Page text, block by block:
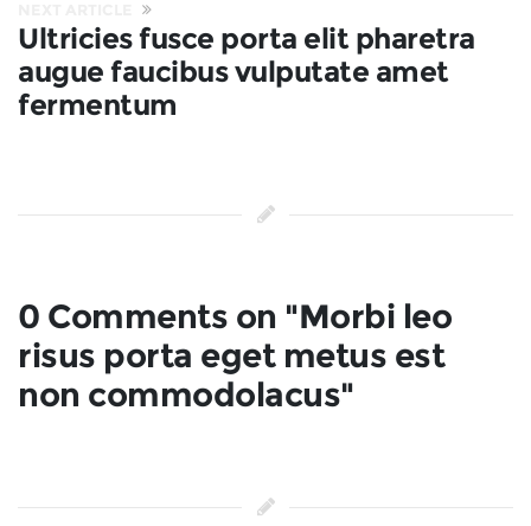
Ultricies fusce porta elit pharetra
augue faucibus vulputate amet
fermentum
0 Comments on "Morbi leo
risus porta eget metus est
non commodolacus"